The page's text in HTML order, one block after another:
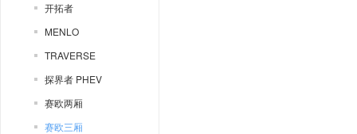
开拓者
MENLO
TRAVERSE
探界者 PHEV
赛欧两厢
赛欧三厢